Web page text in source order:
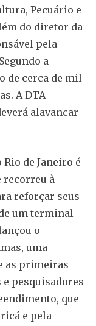
Pecuário e
do diretor da
pela
a
de cerca de mil
A DTA
alavancar
de Janeiro é
recorreu à
reforçar seus
um terminal
o
uma
as primeiras
pesquisadores
que
e pela